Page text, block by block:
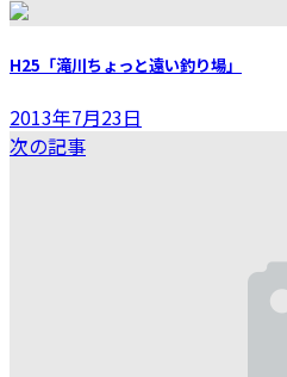
H25「滝川ちょっと遠い釣り場」
2013年7月23日
次の記事